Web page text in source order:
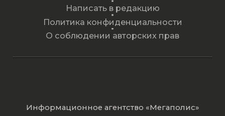
Написать в редакцию
Политика конфиденциальности
О соблюдении авторских прав
Информационное агентство «Мегаполис»